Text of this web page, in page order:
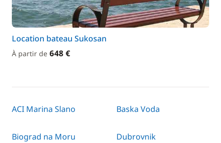
Location bateau Sukosan
À partir de 648 €
ACI Marina Slano Baska Voda
Biograd na Moru Dubrovnik